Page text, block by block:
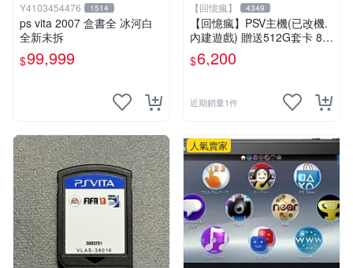
Y4103454476 1514
ps vita 2007 盒書全 冰河白
全新未拆
$99,999
【回憶瘋】 4349
【回憶瘋】PSV主機(已改機.
內建遊戲) 贈送512G套卡 8成
5新 1000型
$6,200
近期銷量1件
人氣賣家